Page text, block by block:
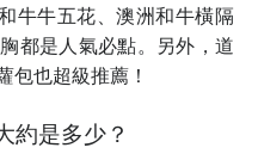
牛牛五花、澳洲和牛橫隔
都是人氣必點。另外，道
包也超級推薦！
約是多少？